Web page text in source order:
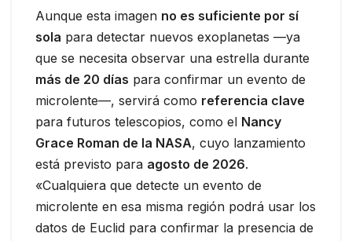
Aunque esta imagen no es suficiente por sí
sola para detectar nuevos exoplanetas —ya
que se necesita observar una estrella durante
más de 20 días para confirmar un evento de
microlente—, servirá como referencia clave
para futuros telescopios, como el Nancy
Grace Roman de la NASA, cuyo lanzamiento
está previsto para agosto de 2026.
«Cualquiera que detecte un evento de
microlente en esa misma región podrá usar los
datos de Euclid para confirmar la presencia de